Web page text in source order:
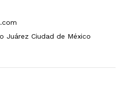
Juárez Ciudad de México